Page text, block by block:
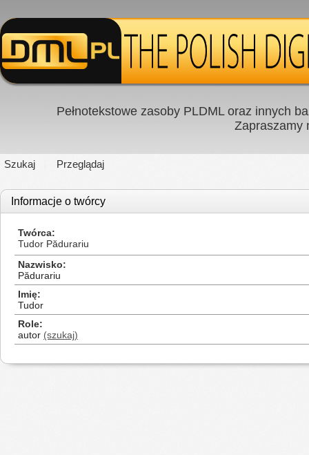
Pełnotekstowe zasoby PLDML oraz innych
Zapraszamy
Szukaj Przeglądaj
Informacje o twórcy
Twórca
Tudor Pădurariu
Nazwisko
Pădurariu
Imię
Tudor
Role
autor (szukaj)